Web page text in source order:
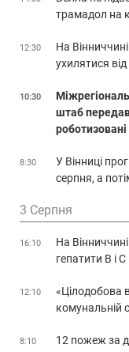
трамадол на
12:30
На
ухилятися від
10:30
штаб
8:30
У Вінниці
серпня, а
3 Серпня
16:10
На
гепатити В і С
12:10
«Цілодобова
комунальній
8:10
12 пожеж за